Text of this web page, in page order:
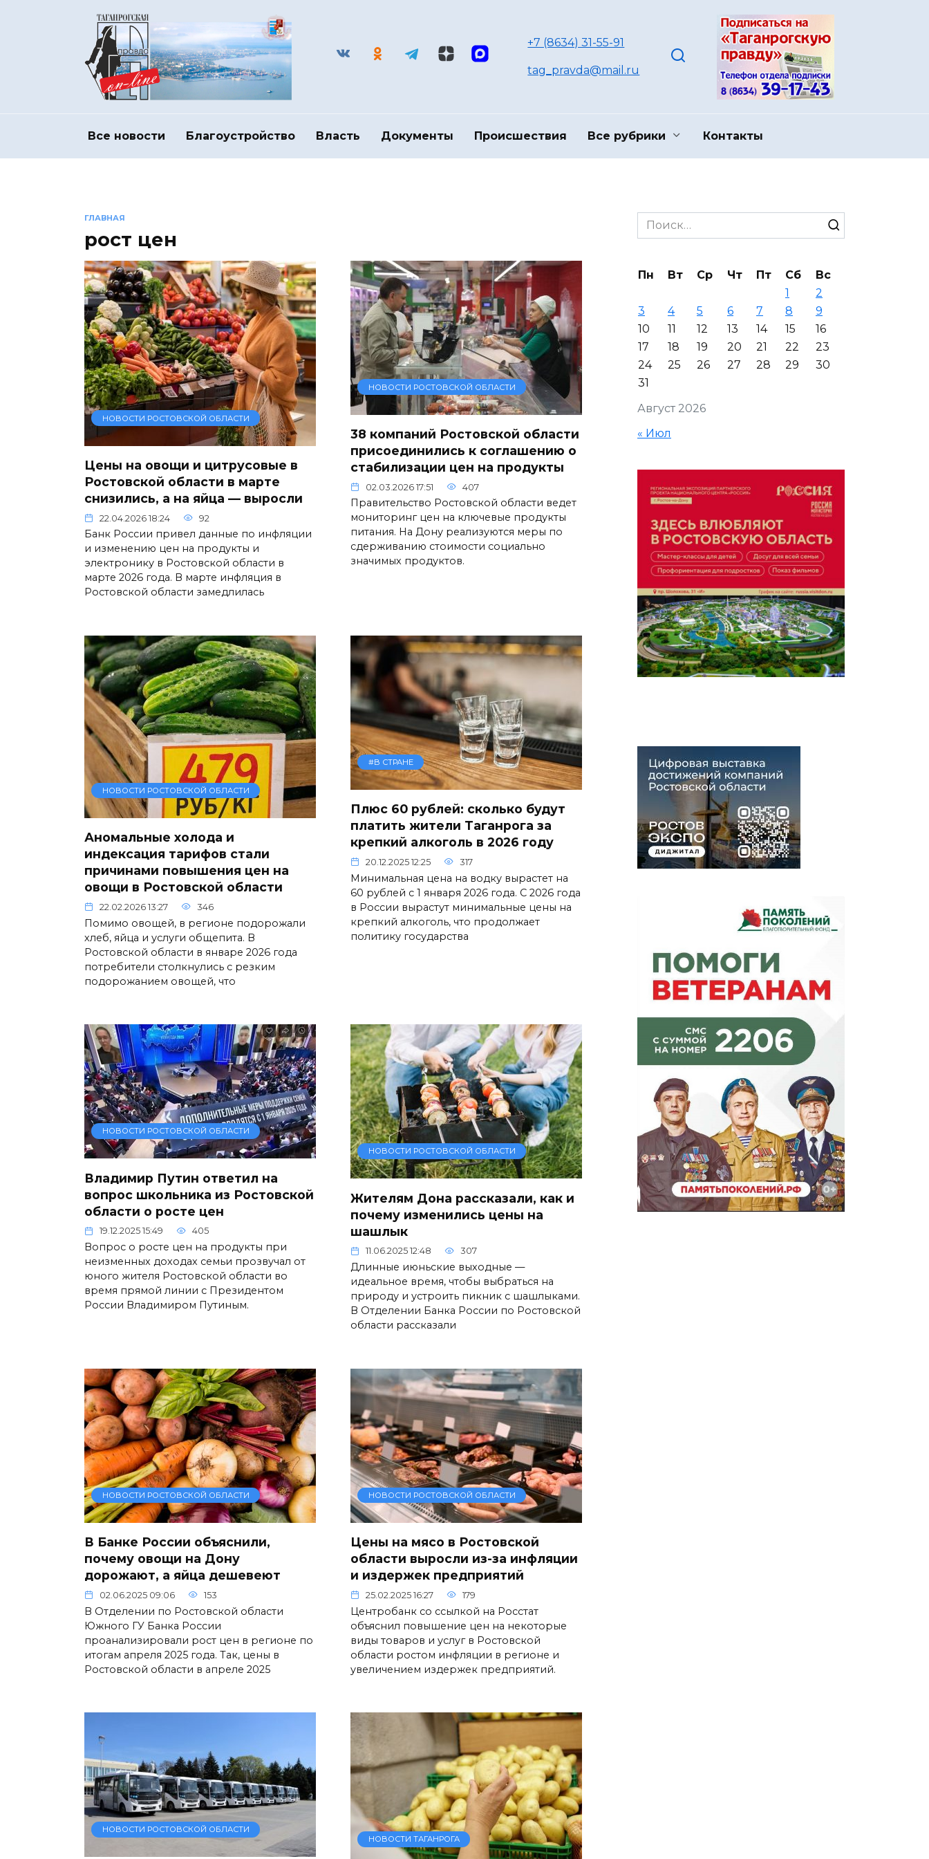
+7 (8634) 31-55-91
tag_pravda@mail.ru
Все новости Благоустройство Власть Документы Происшествия Все рубрики Контакты
ГЛАВНАЯ
рост цен
НОВОСТИ РОСТОВСКОЙ ОБЛАСТИ
Цены на овощи и цитрусовые в
Ростовской области в марте
снизились, а на яйца — выросли
22.04.2026 18:24 92
Банк России привел данные по инфляции
и изменению цен на продукты и
электронику в Ростовской области в
марте 2026 года. В марте инфляция в
Ростовской области замедлилась
НОВОСТИ РОСТОВСКОЙ ОБЛАСТИ
38 компаний Ростовской области
присоединились к соглашению о
стабилизации цен на продукты
02.03.2026 17:51 407
Правительство Ростовской области ведет
мониторинг цен на ключевые продукты
питания. На Дону реализуются меры по
сдерживанию стоимости социально
значимых продуктов.
НОВОСТИ РОСТОВСКОЙ ОБЛАСТИ
Аномальные холода и
индексация тарифов стали
причинами повышения цен на
овощи в Ростовской области
22.02.2026 13:27 346
Помимо овощей, в регионе подорожали
хлеб, яйца и услуги общепита. В
Ростовской области в январе 2026 года
потребители столкнулись с резким
подорожанием овощей, что
#В СТРАНЕ
Плюс 60 рублей: сколько будут
платить жители Таганрога за
крепкий алкоголь в 2026 году
20.12.2025 12:25 317
Минимальная цена на водку вырастет на
60 рублей с 1 января 2026 года. С 2026 года
в России вырастут минимальные цены на
крепкий алкоголь, что продолжает
политику государства
НОВОСТИ РОСТОВСКОЙ ОБЛАСТИ
Владимир Путин ответил на
вопрос школьника из Ростовской
области о росте цен
19.12.2025 15:49 405
Вопрос о росте цен на продукты при
неизменных доходах семьи прозвучал от
юного жителя Ростовской области во
время прямой линии с Президентом
России Владимиром Путиным.
НОВОСТИ РОСТОВСКОЙ ОБЛАСТИ
Жителям Дона рассказали, как и
почему изменились цены на
шашлык
11.06.2025 12:48 307
Длинные июньские выходные —
идеальное время, чтобы выбраться на
природу и устроить пикник с шашлыками.
В Отделении Банка России по Ростовской
области рассказали
НОВОСТИ РОСТОВСКОЙ ОБЛАСТИ
В Банке России объяснили,
почему овощи на Дону
дорожают, а яйца дешевеют
02.06.2025 09:06 153
В Отделении по Ростовской области
Южного ГУ Банка России
проанализировали рост цен в регионе по
итогам апреля 2025 года. Так, цены в
Ростовской области в апреле 2025
НОВОСТИ РОСТОВСКОЙ ОБЛАСТИ
Цены на мясо в Ростовской
области выросли из-за инфляции
и издержек предприятий
25.02.2025 16:27 179
Центробанк со ссылкой на Росстат
объяснил повышение цен на некоторые
виды товаров и услуг в Ростовской
области ростом инфляции в регионе и
увеличением издержек предприятий.
НОВОСТИ РОСТОВСКОЙ ОБЛАСТИ
НОВОСТИ ТАГАНРОГА
Search
for:
Август 2026
Пн Вт Ср Чт Пт Сб
Вс
1
2
3
4 5 6 7 8
9
10
11 12 13 14 15
16
17
18 19 20 21 22
23
24
25 26 27 28 29
30
31
« Июл